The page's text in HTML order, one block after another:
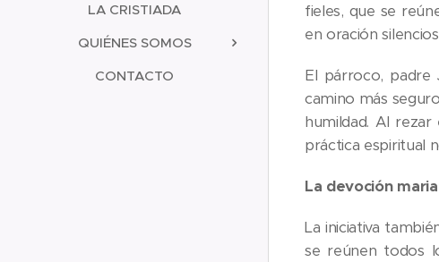
LA CRISTIADA
QUIÉNES SOMOS
CONTACTO
fieles, que se
en oración
El párroco, padre
camino más
humildad. Al
práctica espiritual
La devoción
La iniciativa
se reúnen todos